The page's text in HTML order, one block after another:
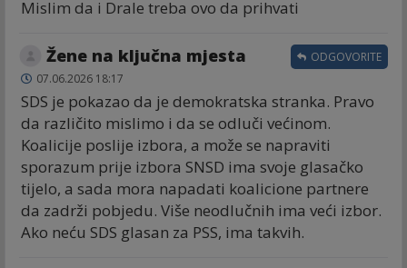
Mislim da i Drale treba ovo da prihvati
Žene na ključna mjesta
07.06.2026 18:17
SDS je pokazao da je demokratska stranka. Pravo
da različito mislimo i da se odluči većinom.
Koalicije poslije izbora, a može se napraviti
sporazum prije izbora SNSD ima svoje glasačko
tijelo, a sada mora napadati koalicione partnere
da zadrži pobjedu. Više neodlučnih ima veći izbor.
Ako neću SDS glasan za PSS, ima takvih.
ODGOVORITE